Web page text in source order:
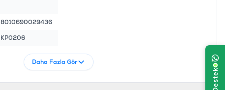
8010690029436
KP0206
Daha Fazla Gör